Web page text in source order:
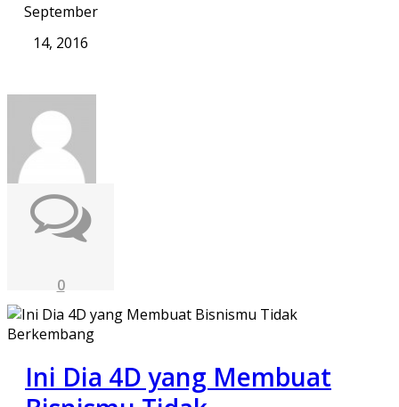
September
14, 2016
0
Ini Dia 4D yang Membuat